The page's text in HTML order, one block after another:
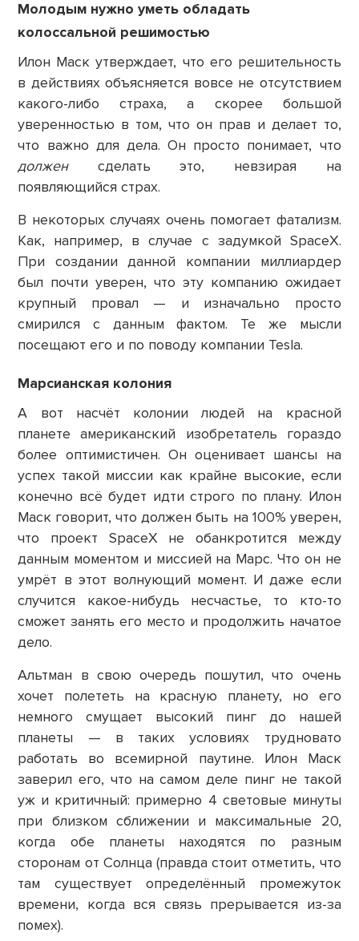
Молодым нужно уметь обладать
колоссальной решимостью
Илон Маск утверждает, что его решительность
в действиях объясняется вовсе не отсутствием
какого-либо страха, а скорее большой
уверенностью в том, что он прав и делает то,
что важно для дела. Он просто понимает, что
долженсделать это, невзирая на
появляющийся страх.
В некоторых случаях очень помогает фатализм.
Как, например, в случае с задумкой SpaceX.
При создании данной компании миллиардер
был почти уверен, что эту компанию ожидает
крупный провал — и изначально просто
смирился с данным фактом. Те же мысли
посещают его и по поводу компании Tesla.
Марсианская колония
А вот насчёт колонии людей на красной
планете американский изобретатель гораздо
более оптимистичен. Он оценивает шансы на
успех такой миссии как крайне высокие, если
конечно всё будет идти строго по плану. Илон
Маск говорит, что должен быть на 100% уверен,
что проект SpaceX не обанкротится между
данным моментом и миссией на Марс. Что он не
умрёт в этот волнующий момент. И даже если
случится какое-нибудь несчастье, то кто-то
сможет занять его место и продолжить начатое
дело.
Альтман в свою очередь пошутил, что очень
хочет полететь на красную планету, но его
немного смущает высокий пинг до нашей
планеты — в таких условиях трудновато
работать во всемирной паутине. Илон Маск
заверил его, что на самом деле пинг не такой
уж и критичный: примерно 4 световые минуты
при близком сближении и максимальные 20,
когда обе планеты находятся по разным
сторонам от Солнца (правда стоит отметить, что
там существует определённый промежуток
времени, когда вся связь прерывается из-за
помех).